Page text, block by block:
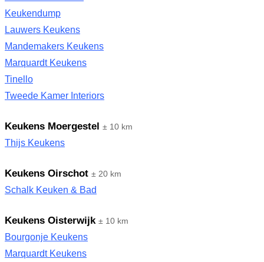
Keukendump
Lauwers Keukens
Mandemakers Keukens
Marquardt Keukens
Tinello
Tweede Kamer Interiors
Keukens Moergestel ± 10 km
Thijs Keukens
Keukens Oirschot ± 20 km
Schalk Keuken & Bad
Keukens Oisterwijk ± 10 km
Bourgonje Keukens
Marquardt Keukens